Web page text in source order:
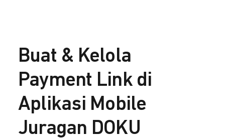
Buat & Kelola
Payment Link di
Aplikasi Mobile
Juragan DOKU